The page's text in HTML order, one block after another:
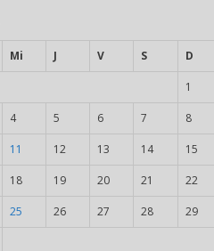
Mi J V S D
1
4 5 6 7 8
11 12 13 14 15
18 19 20 21 22
25 26 27 28 29